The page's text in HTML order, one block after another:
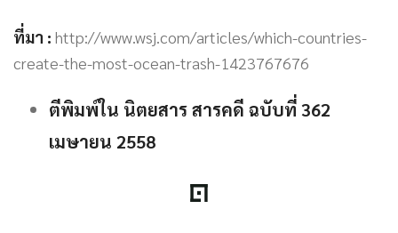
ที่มา : http://www.wsj.com/articles/which-countries-
create-the-most-ocean-trash-1423767676
ตีพิมพ์ใน นิตยสาร สารคดี ฉบับที่ 362
เมษายน 2558